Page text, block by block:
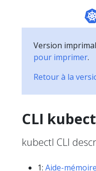
Version
pour imprimer.
Retour à la
CLI
kubectl CLI
1: Aide-